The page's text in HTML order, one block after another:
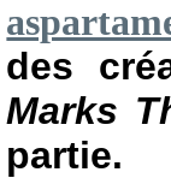
des
Marks
partie.